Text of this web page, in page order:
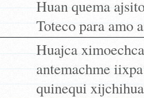
Huan quema
Toteco para amo
Huajca
antemachme
quinequi